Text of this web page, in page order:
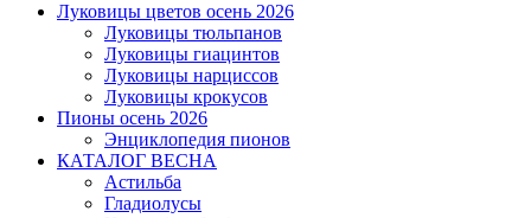
Луковицы цветов осень 2026
Луковицы тюльпанов
Луковицы гиацинтов
Луковицы нарциссов
Луковицы крокусов
Пионы осень 2026
Энциклопедия пионов
КАТАЛОГ ВЕСНА
Астильба
Гладиолусы